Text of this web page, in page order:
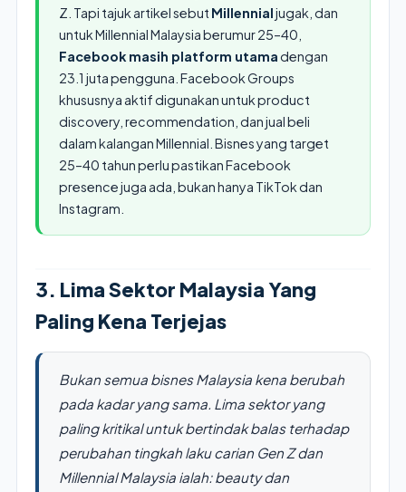
Z. Tapi tajuk artikel sebut Millennialjugak, dan
untuk Millennial Malaysia berumur 25–40,
Facebook masih platform utamadengan
23.1 juta pengguna. Facebook Groups
khususnya aktif digunakan untuk product
discovery, recommendation, dan jual beli
dalam kalangan Millennial. Bisnes yang target
25–40 tahun perlu pastikan Facebook
presence juga ada, bukan hanya TikTok dan
Instagram.
3. Lima Sektor Malaysia Yang
Paling Kena Terjejas
Bukan semua bisnes Malaysia kena berubah
pada kadar yang sama. Lima sektor yang
paling kritikal untuk bertindak balas terhadap
perubahan tingkah laku carian Gen Z dan
Millennial Malaysia ialah: beauty dan